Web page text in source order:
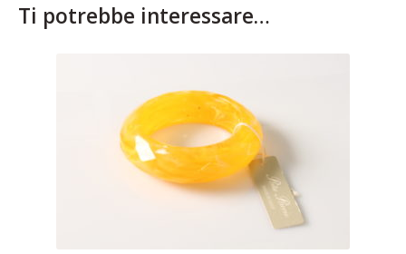
Ti potrebbe interessare…